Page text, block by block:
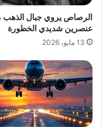
الرصاص يروي جبال الذهب
عنصرين شديدي الخطورة
13 مايو، 2026